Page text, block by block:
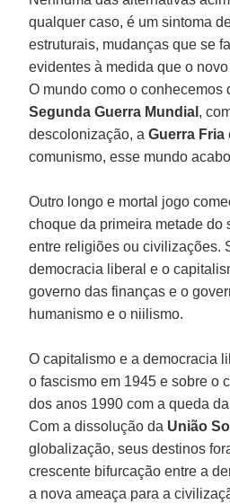
qualquer caso, é um sintoma
estruturais, mudanças que se
evidentes à medida que o
O mundo como o conhecemos
Segunda Guerra Mundial ,
descolonização, aGuerra Fria
comunismo, esse mundo
Outro longo e mortal jogo
choque da primeira metade do
entre religiões ou civilizações.
democracia liberal e o
governo das finanças e o
humanismo e o niilismo.
O capitalismo e a democracia
o fascismo em 1945 e sobre o
dos anos 1990 com a queda da
Com a dissolução da União
globalização, seus destinos
crescente bifurcação entre a
a nova ameaça para a